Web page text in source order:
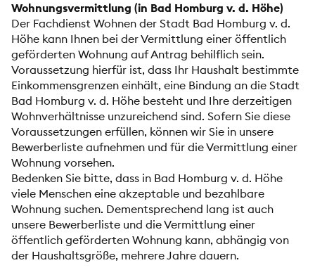
Wohnungsvermittlung (in Bad Homburg v. d. Höhe)
Der Fachdienst Wohnen der Stadt Bad Homburg v. d.
Höhe kann Ihnen bei der Vermittlung einer öffentlich
geförderten Wohnung auf Antrag behilflich sein.
Voraussetzung hierfür ist, dass Ihr Haushalt bestimmte
Einkommensgrenzen einhält, eine Bindung an die Stadt
Bad Homburg v. d. Höhe besteht und Ihre derzeitigen
Wohnverhältnisse unzureichend sind. Sofern Sie diese
Voraussetzungen erfüllen, können wir Sie in unsere
Bewerberliste aufnehmen und für die Vermittlung einer
Wohnung vorsehen.
Bedenken Sie bitte, dass in Bad Homburg v. d. Höhe
viele Menschen eine akzeptable und bezahlbare
Wohnung suchen. Dementsprechend lang ist auch
unsere Bewerberliste und die Vermittlung einer
öffentlich geförderten Wohnung kann, abhängig von
der Haushaltsgröße, mehrere Jahre dauern.